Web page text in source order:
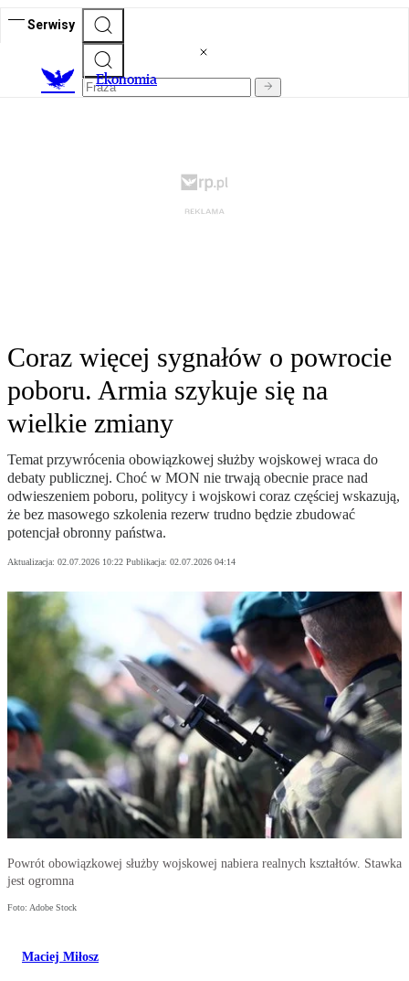
Serwisy
Ekonomia
Coraz więcej sygnałów o powrocie
poboru. Armia szykuje się na
wielkie zmiany
Temat przywrócenia obowiązkowej służby wojskowej wraca do
debaty publicznej. Choć w MON nie trwają obecnie prace nad
odwieszeniem poboru, politycy i wojskowi coraz częściej wskazują,
że bez masowego szkolenia rezerw trudno będzie zbudować
potencjał obronny państwa.
Aktualizacja: 02.07.2026 10:22 Publikacja: 02.07.2026 04:14
Powrót obowiązkowej służby wojskowej nabiera realnych kształtów. Stawka
jest ogromna
Foto: Adobe Stock
Maciej Miłosz